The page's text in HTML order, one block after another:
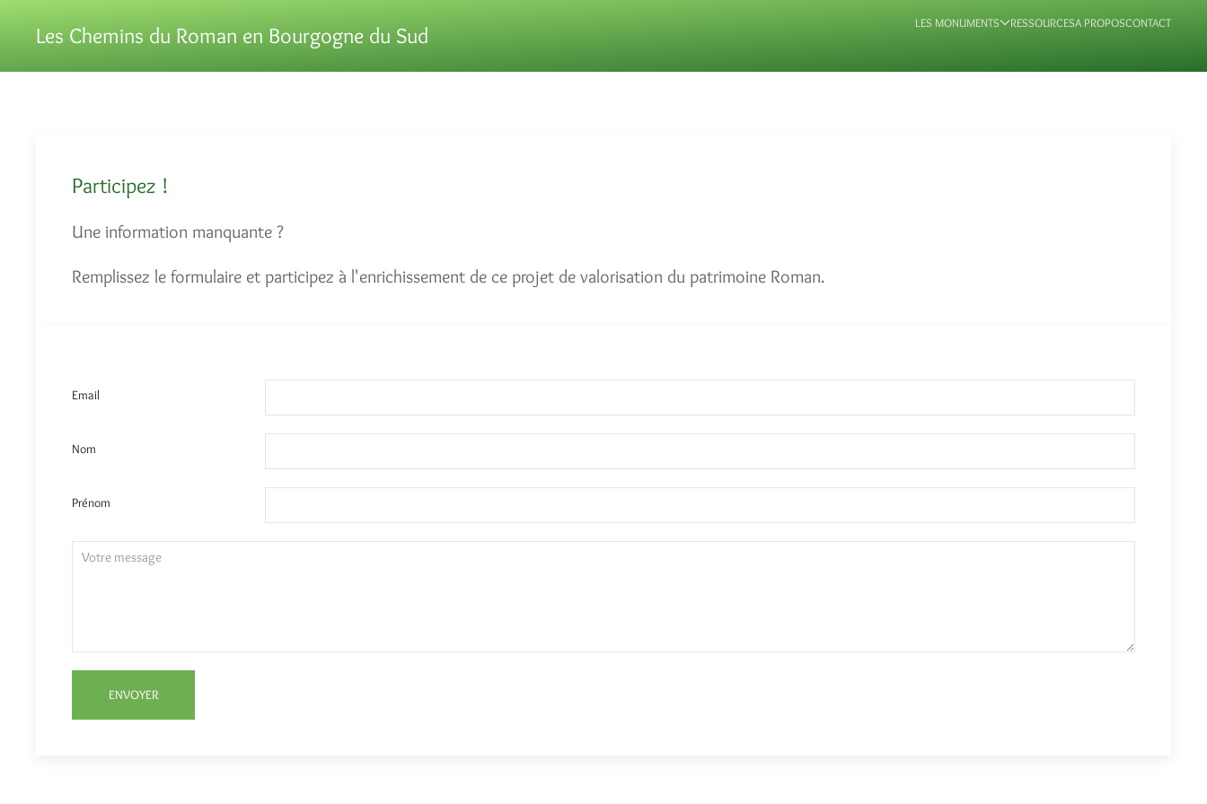
Les Chemins du Roman en Bourgogne du Sud
LES MONUMENTS RESSOURCESA PROPOSCONTACT
Participez !
Une information manquante ?
Remplissez le formulaire et participez à l'enrichissement de ce projet de valorisation du patrimoine Roman.
Email
Nom
Prénom
ENVOYER